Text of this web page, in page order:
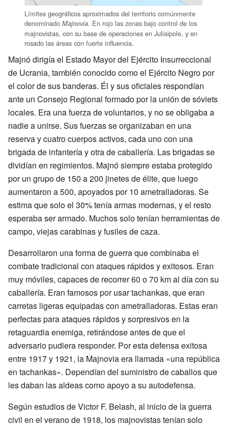
Límites geográficos aproximados del territorio comúnmente
denominado Majnovia. En rojo las zonas bajo control de los
majnovistas, con su base de operaciones en Juliaipole, y en
rosado las áreas con fuerte influencia.
Majnó dirigía el Estado Mayor del Ejército Insurreccional
de Ucrania, también conocido como el Ejército Negro por
el color de sus banderas. Él y sus oficiales respondían
ante un Consejo Regional formado por la unión de sóviets
locales. Era una fuerza de voluntarios, y no se obligaba a
nadie a unirse. Sus fuerzas se organizaban en una
reserva y cuatro cuerpos activos, cada uno con una
brigada de infantería y otra de caballería. Las brigadas se
dividían en regimientos. Majnó siempre estaba protegido
por un grupo de 150 a 200 jinetes de élite, que luego
aumentaron a 500, apoyados por 10 ametralladoras. Se
estima que solo el 30% tenía armas modernas, y el resto
esperaba ser armado. Muchos solo tenían herramientas de
campo, viejas carabinas y fusiles de caza.
Desarrollaron una forma de guerra que combinaba el
combate tradicional con ataques rápidos y exitosos. Eran
muy móviles, capaces de recorrer 60 o 70 km al día con su
caballería. Eran famosos por usar tachankas, que eran
carretas ligeras equipadas con ametralladoras. Estas eran
perfectas para ataques rápidos y sorpresivos en la
retaguardia enemiga, retirándose antes de que el
adversario pudiera responder. Por esta defensa exitosa
entre 1917 y 1921, la Majnovia era llamada «una república
en tachankas». Dependían del suministro de caballos que
les daban las aldeas como apoyo a su autodefensa.
Según estudios de Victor F. Belash, al inicio de la guerra
civil en el verano de 1918, los majnovistas tenían solo